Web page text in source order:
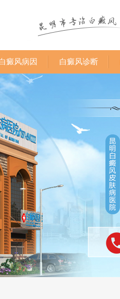
癜风病因 白癜风诊断